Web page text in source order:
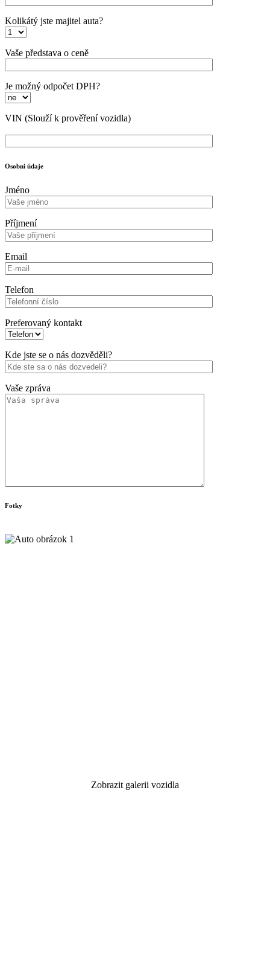
Zobrazit galerii vozidla
Kolikátý jste majitel auta?
Vaše představa o ceně
Je možný odpočet DPH?
VIN (Slouží k prověření vozidla)
Osobni údaje
Jméno
Příjmení
Email
Telefon
Preferovaný kontakt
Kde jste se o nás dozvěděli?
Vaše zpráva
Fotky